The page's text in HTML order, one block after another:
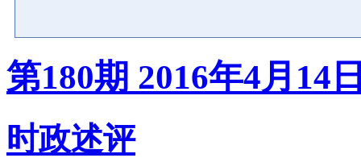
第180期 2016年4月14
时政述评